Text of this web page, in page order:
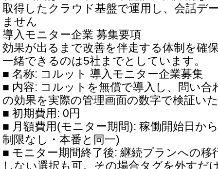
取得したクラウド基盤で運用し、会話デ
ません
導入モニター企業 募集要項
効果が出るまで改善を伴走する体制を確
一緒できるのは5社までとしています。
■ 名称: コルット 導入モニター企業募集
■ 内容: コルットを無償で導入し、問い合
の効果を実際の管理画面の数字で検証い
■ 初期費用: 0円
■ 月額費用(モニター期間): 稼働開始日か
制限なし・本番と同一)
■ モニター期間終了後: 継続プランへの移
しない選択も可。その場合タグを外すだ